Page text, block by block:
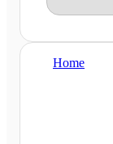
Home